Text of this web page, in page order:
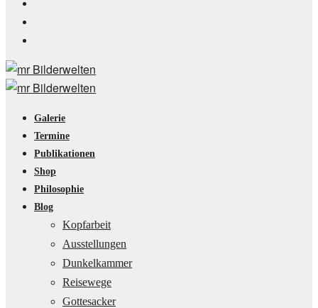
Galerie
Termine
Publikationen
Shop
Philosophie
Blog
Kopfarbeit
Ausstellungen
Dunkelkammer
Reisewege
Gottesacker